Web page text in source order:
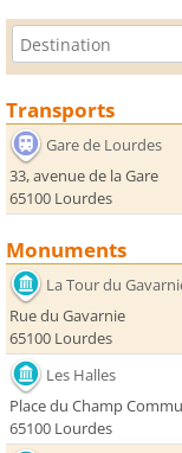
Transports
Gare de Lourdes
33, avenue de la Gare
65100 Lourdes
Monuments
La Tour du
Rue du Gavarnie
65100 Lourdes
Les Halles
Place du Champ
65100 Lourdes